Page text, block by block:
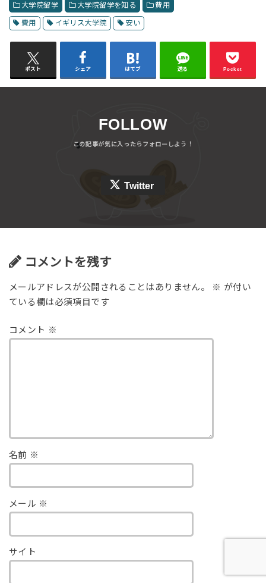
大学院留学 大学院留学を知る 費用
費用 イギリス大学院 安い
ポスト シェア はてブ 送る Pocket
FOLLOW
Twitter
コメントを残す
メールアドレスが公開されることはありません。 ※ が付い
ている欄は必須項目です
コメント ※
名前 ※
メール ※
サイト